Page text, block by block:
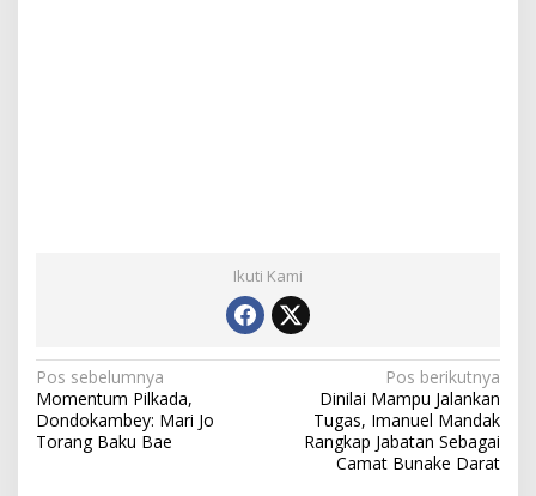
Ikuti Kami
N
a
v
Pos sebelumnya
Momentum Pilkada,
Dondokambey: Mari Jo
Torang Baku Bae
Pos berikutnya
Dinilai Mampu Jalankan
Tugas, Imanuel Mandak
Rangkap Jabatan Sebagai
Camat Bunake Darat